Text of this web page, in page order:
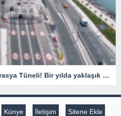
Motosikletlilerin tercihi Avrasya Tüneli! Bir yılda yaklaşık 385 bin motosiklet geçti
Künye İletişim Sitene Ekle